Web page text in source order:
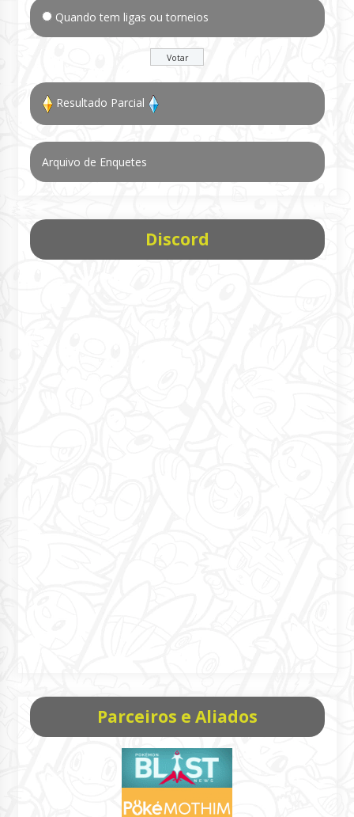
Quando tem ligas ou torneios
Resultado Parcial
Arquivo de Enquetes
Discord
Parceiros e Aliados